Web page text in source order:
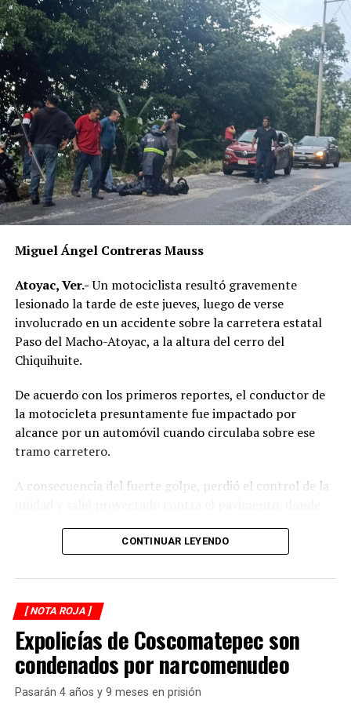
El Pico de Orizaba registra de manera recurrente
incidentes durante la temporada de ascensos, por lo que
autoridades y cuerpos de auxilio reiteran el llamado a
extremar precauciones y no subestimar las condiciones
del volcán.
RELATED TOPICS:
DESPUÉS
Mujer resulta herida al caer de la moto
ANTES
Abandona moto robada en la carretera Fortín–Huatusco
Miguel Ángel Contreras Mauss
Atoyac, Ver.-Un motociclista resultó gravemente
lesionado la tarde de este jueves, luego de verse
involucrado en un accidente sobre la carretera estatal
Paso del Macho-Atoyac, a la altura del cerro del
Chiquihuite.
De acuerdo con los primeros reportes, el conductor de
la motocicleta presuntamente fue impactado por
alcance por un automóvil cuando circulaba sobre ese
tramo carretero.
A consecuencia del fuerte golpe, perdió el control de la
Testigos del accidente solicitaron de inmediato el apoyo
de los cuerpos de emergencia al percatarse de que el
asfáltica, mientras otros automovilistas redujeron la
velocidad para evitar otro percance.
Al sitio arribaron paramédicos de Protección Civil de
Atoyac, quienes brindaron los primeros auxilios al
CONTINUAR LEYENDO
[ NOTA ROJA ]
Expolicías de Coscomatepec son
condenados por narcomenudeo
Pasarán 4 años y 9 meses en prisión